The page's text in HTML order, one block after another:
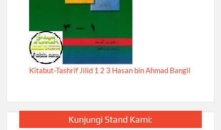
Kitabut-Tashrif Jilid 1 2 3 Hasan bin Ahmad Bangil
Kunjungi Stand Kami: